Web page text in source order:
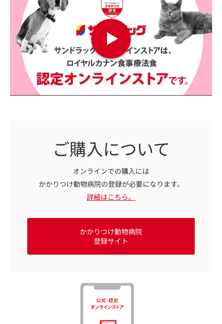
ご購入について
オンラインでの購入には
かかりつけ動物病院の登録が必要になります。
詳細はこちら。
かかりつけ動物病院
登録サイト